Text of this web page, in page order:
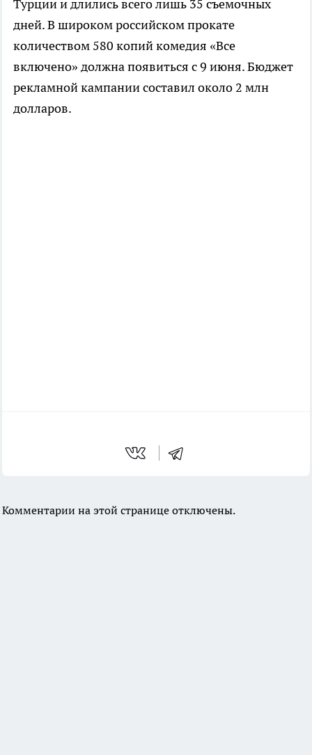
Турции и длились всего лишь 35 съемочных
дней. В широком российском прокате
количеством 580 копий комедия «Все
включено» должна появиться с 9 июня. Бюджет
рекламной кампании составил около 2 млн
долларов.
Комментарии на этой странице отключены.